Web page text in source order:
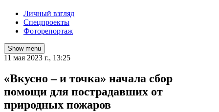
Личный взгляд
Спецпроекты
Фоторепортаж
Show menu
11 мая 2023 г., 13:25
«Вкусно – и точка» начала сбор
помощи для пострадавших от
природных пожаров